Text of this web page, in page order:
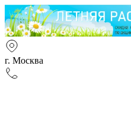
г. Москва